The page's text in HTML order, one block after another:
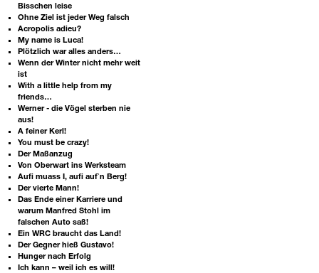
Bisschen leise
Ohne Ziel ist jeder Weg falsch
Acropolis adieu?
My name is Luca!
Plötzlich war alles anders…
Wenn der Winter nicht mehr weit
ist
With a little help from my
friends…
Werner - die Vögel sterben nie
aus!
A feiner Kerl!
You must be crazy!
Der Maßanzug
Von Oberwart ins Werksteam
Aufi muass I, aufi auf`n Berg!
Der vierte Mann!
Das Ende einer Karriere und
warum Manfred Stohl im
falschen Auto saß!
Ein WRC braucht das Land!
Der Gegner hieß Gustavo!
Hunger nach Erfolg
Ich kann – weil ich es will!